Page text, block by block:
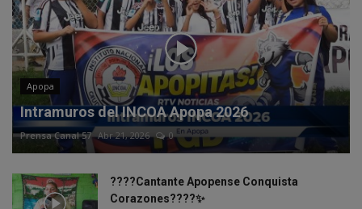
Apopa
Intramuros del INCOA Apopa 2026
Prensa Canal 57 Abr 21, 2026 0
????Cantante Apopense Conquista
Corazones????✨